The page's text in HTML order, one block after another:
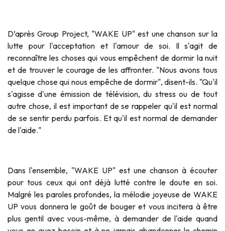
D’après Group Project, "WAKE UP" est une chanson sur la
lutte pour l'acceptation et l'amour de soi. Il s'agit de
reconnaître les choses qui vous empêchent de dormir la nuit
et de trouver le courage de les affronter. "Nous avons tous
quelque chose qui nous empêche de dormir", disent-ils. "Qu'il
s'agisse d'une émission de télévision, du stress ou de tout
autre chose, il est important de se rappeler qu'il est normal
de se sentir perdu parfois. Et qu'il est normal de demander
de l'aide."
Dans l'ensemble, "WAKE UP" est une chanson à écouter
pour tous ceux qui ont déjà lutté contre le doute en soi.
Malgré les paroles profondes, la mélodie joyeuse de WAKE
UP vous donnera le goût de bouger et vous incitera à être
plus gentil avec vous-même, à demander de l'aide quand